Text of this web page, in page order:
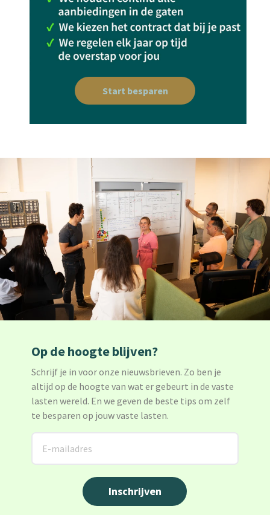
Start besparen
Op de hoogte blijven?
Schrijf je in voor onze nieuwsbrieven. Zo ben je
altijd op de hoogte van wat er gebeurt in de vaste
lasten wereld. En we geven de beste tips om zelf
te besparen op jouw vaste lasten.